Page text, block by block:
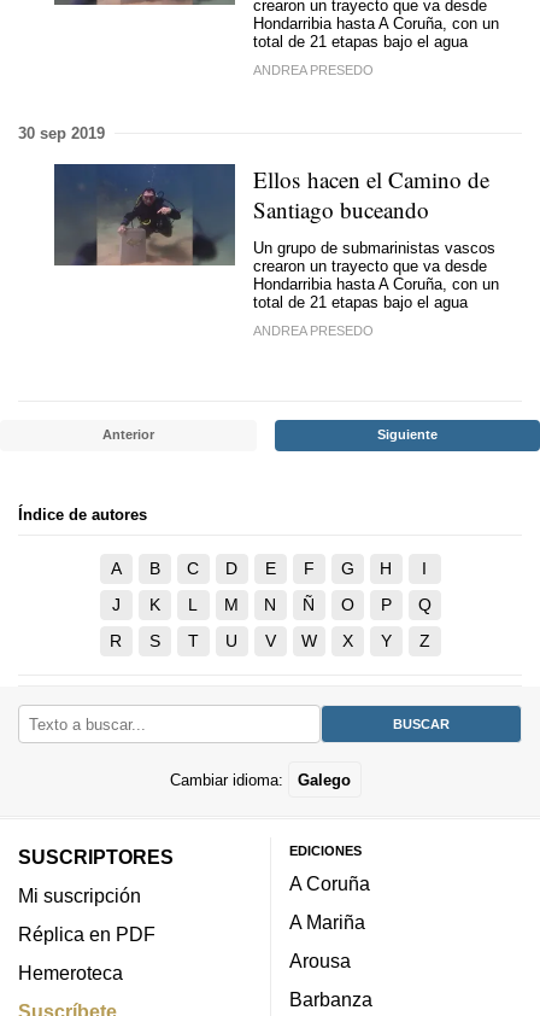
crearon un trayecto que va desde
Hondarribia hasta A Coruña, con un
total de 21 etapas bajo el agua
ANDREA PRESEDO
30 sep 2019
Ellos hacen el Camino de
Santiago buceando
Un grupo de submarinistas vascos
crearon un trayecto que va desde
Hondarribia hasta A Coruña, con un
total de 21 etapas bajo el agua
ANDREA PRESEDO
Anterior Siguiente
Índice de autores
A B C D E F G H
I
J
K L M N Ñ O P
Q
R
S T U V W X Y Z
Cambiar idioma: Galego
SUSCRIPTORES
Mi suscripción
Réplica en PDF
Hemeroteca
Suscríbete
EDICIONES
A Coruña
A Mariña
Arousa
Barbanza